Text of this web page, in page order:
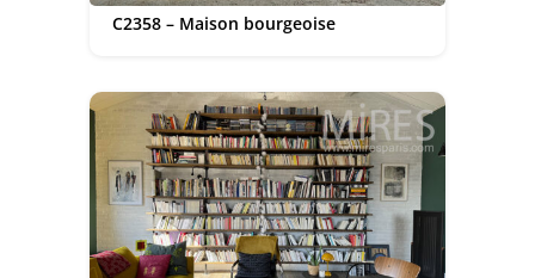
C2358 – Maison bourgeoise